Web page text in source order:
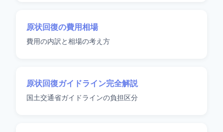
原状回復の費用相場
費用の内訳と相場の考え方
原状回復ガイドライン完全解説
国土交通省ガイドラインの負担区分